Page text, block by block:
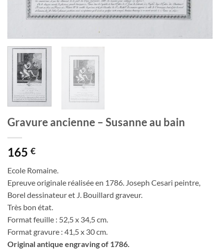
Gravure ancienne – Susanne au bain
165 €
Ecole Romaine.
Epreuve originale réalisée en 1786. Joseph Cesari peintre,
Borel dessinateur et J. Bouillard graveur.
Très bon état.
Format feuille : 52,5 x 34,5 cm.
Format gravure : 41,5 x 30 cm.
Original antique engraving of 1786.